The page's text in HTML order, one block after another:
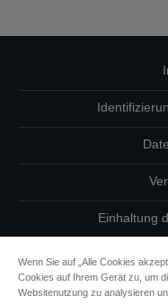
Einhaltung
Wenn Sie auf „Alle Cookies
Cookies auf Ihrem Gerät zu, um
Websitenutzung zu analysieren